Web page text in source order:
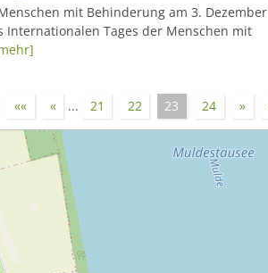
mit Behinderung am 3. Dezember
Internationalen Tages der Menschen mit
«« « ... 21 22 23 24 »